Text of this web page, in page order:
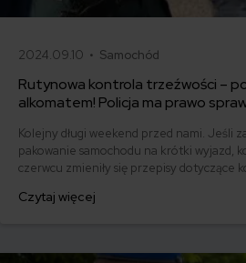
2024.09.10 • Samochód
Rutynowa kontrola trzeźwości –
alkomatem! Policja ma prawo
Kolejny długi weekend przed nami. Jeśli
pakowanie samochodu na krótki wyjazd,
czerwcu zmieniły się przepisy dotyczące
Czytaj więcej